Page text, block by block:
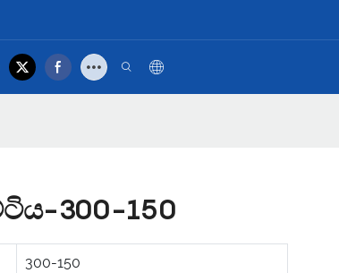
වීඩියෝව
hot
300-150
300-150